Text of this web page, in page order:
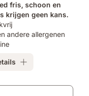
fris, schoon en
krijgen geen kans.
andere allergenen